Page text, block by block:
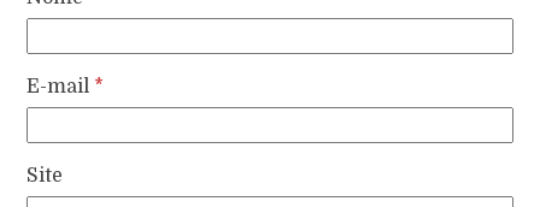
E-mail *
Site